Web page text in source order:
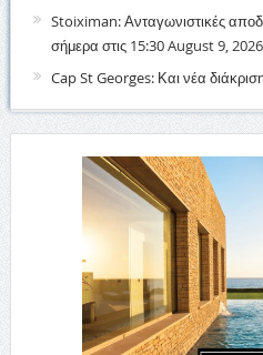
Stoiximan: Ανταγωνιστικές
σήμερα στις 15:30August 9, 2026
Cap St Georges: Και νέα